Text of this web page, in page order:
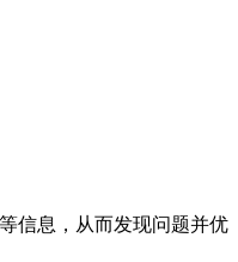
信息，从而发现问题并优